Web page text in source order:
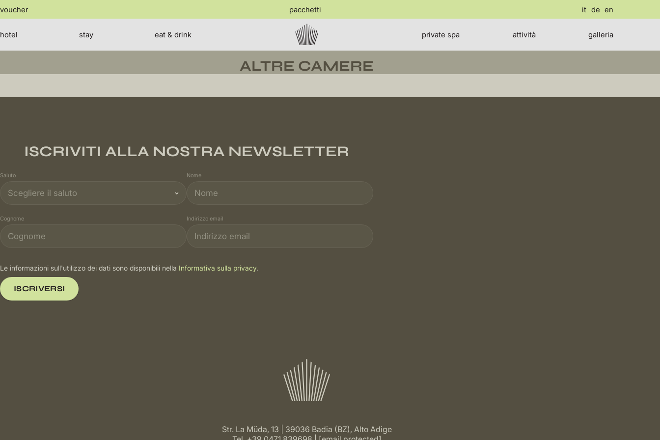
to
content
voucher pacchetti it de en
hotel stay eat & drink private spa attività galleria
ALTRE CAMERE
ISCRIVITI ALLA NOSTRA NEWSLETTER
Saluto Nome
Cognome Indirizzo email
Le informazioni sull'utilizzo dei dati sono disponibili nella Informativa sulla privacy.
ISCRIVERSI
Str. La Müda, 13 | 39036 Badia (BZ), Alto Adige